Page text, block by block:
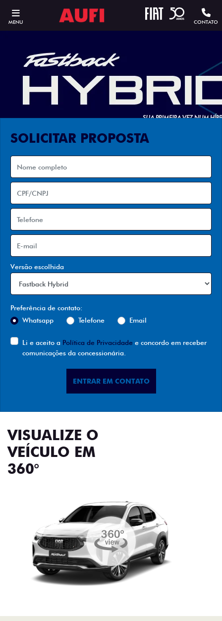
MENU CONTATO
SOLICITAR PROPOSTA
Versão escolhida
Preferência de contato:
Whatsapp
Telefone Email
Li e aceito a Política de Privacidade e concordo em receber
comunicações da concessionária.
ENTRAR EM CONTATO
VISUALIZE O
VEÍCULO EM
360°